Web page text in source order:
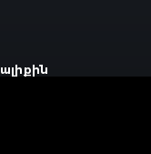
ալիքին